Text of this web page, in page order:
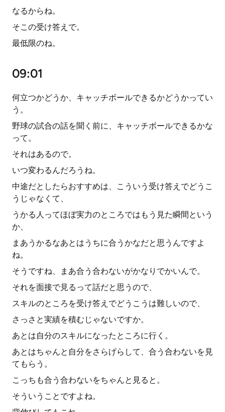
なるからね。
そこの受け答えで。
最低限のね。
09:01
何立つかどうか、キャッチボールできるかどうかってい
う。
野球の試合の話を聞く前に、キャッチボールできるかな
って。
それはあるので。
いつ変わるんだろうね。
中途だとしたらおすすめは、こういう受け答えでどうこ
うじゃなくて、
うかる人ってほぼ実力のところではもう見た瞬間という
か、
まあうかるなあとはうちに合うかなだと思うんですよ
ね。
そうですね、まあ合う合わないがかなりでかいんで。
それを面接で見るって話だと思うので、
スキルのところを受け答えでどうこうは難しいので、
さっさと実績を積むじゃないですか。
あとは自分のスキルになったところに行く。
あとはちゃんと自分をさらげらして、合う合わないを見
てもらう。
こっちも合う合わないをちゃんと見ると。
そういうことですよね。